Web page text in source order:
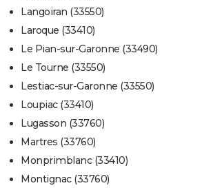
Langoiran (33550)
Laroque (33410)
Le Pian-sur-Garonne (33490)
Le Tourne (33550)
Lestiac-sur-Garonne (33550)
Loupiac (33410)
Lugasson (33760)
Martres (33760)
Monprimblanc (33410)
Montignac (33760)